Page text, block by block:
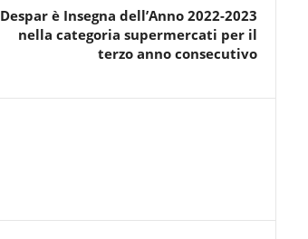
Despar è Insegna dell’Anno 2022-2023
nella categoria supermercati per il
terzo anno consecutivo